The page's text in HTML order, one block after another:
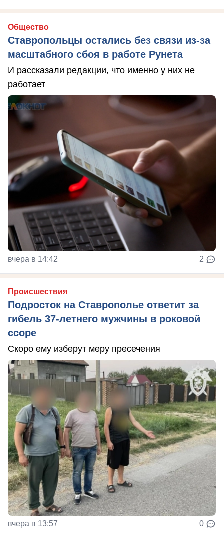
Общество
Ставропольцы остались без связи из-за
масштабного сбоя в работе Рунета
И рассказали редакции, что именно у них не
работает
вчера в 14:42 2
Происшествия
Подросток на Ставрополье ответит за
гибель 37-летнего мужчины в роковой
ссоре
Скоро ему изберут меру пресечения
вчера в 13:57 0